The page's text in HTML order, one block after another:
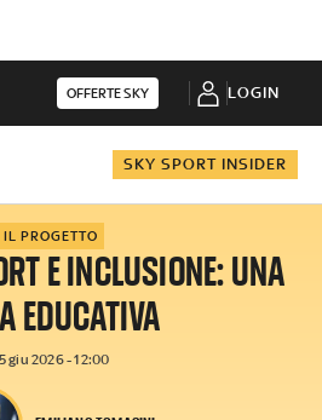
OFFERTE SKY LOGIN
SKY SPORT INSIDER
IL PROGETTO
E INCLUSIONE: UNA
EDUCATIVA
giu 2026 - 12:00